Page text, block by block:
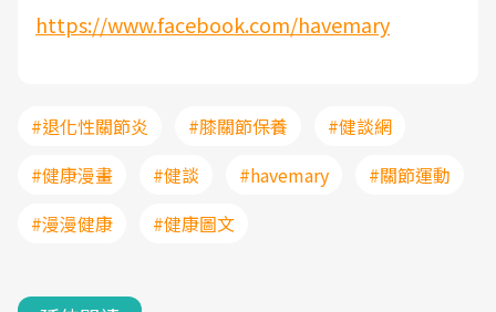
https://www.facebook.com/havemary
#退化性關節炎 #膝關節保養
#健談網
#健康漫畫
#健談 #havemary
#關節運動
#漫漫健康
#健康圖文